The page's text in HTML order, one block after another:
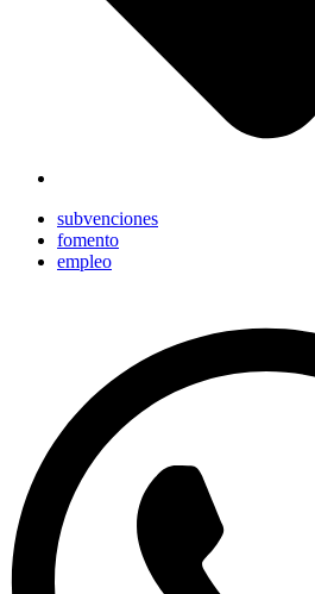
subvenciones
fomento
empleo